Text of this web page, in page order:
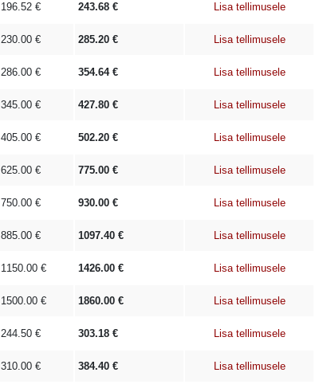
196.52 € 243.68 € Lisa tellimusele
230.00 € 285.20 € Lisa tellimusele
286.00 € 354.64€ Lisa tellimusele
345.00 € 427.80 € Lisa tellimusele
405.00 € 502.20 € Lisa tellimusele
625.00 € 775.00 € Lisa tellimusele
750.00 € 930.00 € Lisa tellimusele
885.00 € 1097.40 € Lisa tellimusele
1150.00 € 1426.00 € Lisa tellimusele
1500.00 € 1860.00 € Lisa tellimusele
244.50 € 303.18 € Lisa tellimusele
310.00 € 384.40 € Lisa tellimusele